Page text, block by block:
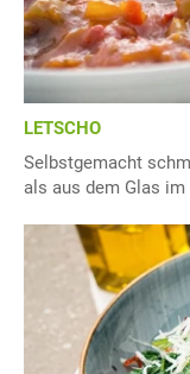
LETSCHO
Selbstgemacht
als aus dem Glas im